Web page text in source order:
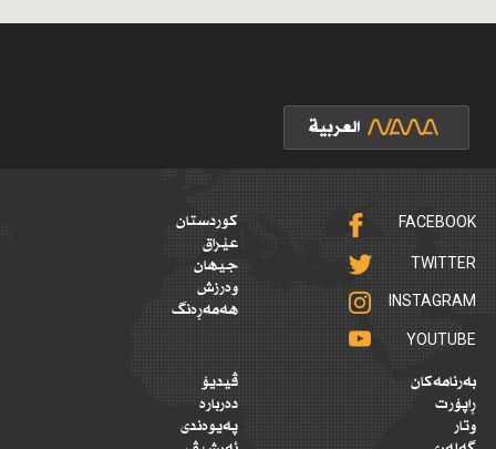
FACEBOOK
TWITTER
INSTAGRAM
YOUTUBE
کوردستان
عێراق
جیهان
وەرزش
هەمەڕەنگ
بەرنامەکان
ڕاپۆرت
وتار
ڤیدیۆ
دەربارە
پەیوەندی